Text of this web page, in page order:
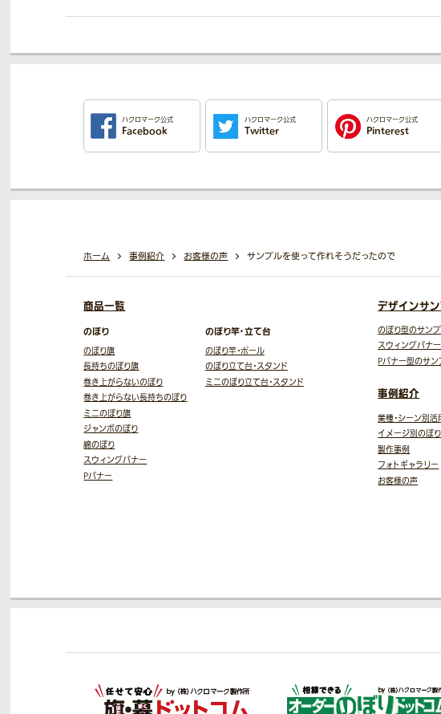
ハクロマーク公式
Facebook
ハクロマーク公式
Twitter
ハクロマーク公式
Pinterest
ホーム 事例紹介 お客様の声 サンプルを使って作れそうだったので
商品一覧
のぼり
のぼり旗
長持ちのぼり旗
巻き上がらないのぼり
巻き上がらない長持ちのぼり
ミニのぼり旗
ジャンボのぼり
綿のぼり
スウィングバナー
Pバナー
のぼり竿・立て台
のぼり竿・ポール
のぼり立て台・スタンド
ミニのぼり立て台・スタンド
デザインサ
のぼり型のサン
スウィングバナ
Pバナー型のサン
事例紹介
業種・シーン別活
イメージ別のぼ
製作事例
フォトギャラリー
お客様の声